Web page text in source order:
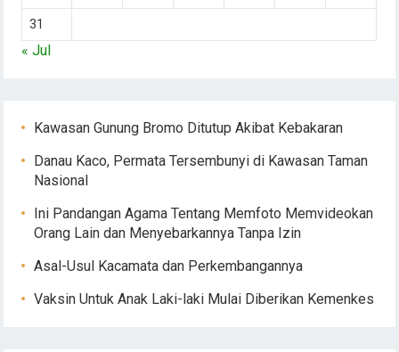
31
« Jul
Kawasan Gunung Bromo Ditutup Akibat Kebakaran
Danau Kaco, Permata Tersembunyi di Kawasan Taman
Nasional
Ini Pandangan Agama Tentang Memfoto Memvideokan
Orang Lain dan Menyebarkannya Tanpa Izin
Asal-Usul Kacamata dan Perkembangannya
Vaksin Untuk Anak Laki-laki Mulai Diberikan Kemenkes